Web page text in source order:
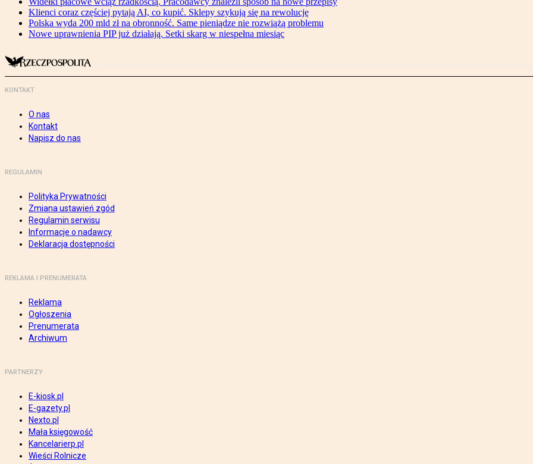
Klienci coraz częściej pytają AI, co kupić. Sklepy szykują się na rewolucję
Polska wyda 200 mld zł na obronność. Same pieniądze nie rozwiążą problemu
Nowe uprawnienia PIP już działają. Setki skarg w niespełna miesiąc
KONTAKT
O nas
Kontakt
Napisz do nas
REGULAMIN
Polityka Prywatności
Zmiana ustawień zgód
Regulamin serwisu
Informacje o nadawcy
Deklaracja dostępności
REKLAMA I PRENUMERATA
Reklama
Ogłoszenia
Prenumerata
Archiwum
PARTNERZY
E-kiosk.pl
E-gazety.pl
Nexto.pl
Mała księgowość
Kancelarierp.pl
Wieści Rolnicze